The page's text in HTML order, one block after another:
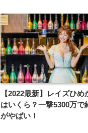
【2022最新】レイズひめ
はいくら？一撃5300万で
がやばい！